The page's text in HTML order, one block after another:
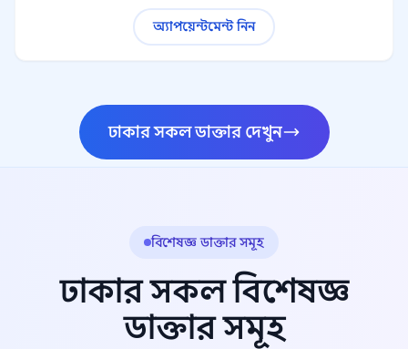
অ্যাপয়েন্টমেন্ট নিন
ঢাকার সকল ডাক্তার দেখুন
বিশেষজ্ঞ ডাক্তার সমূহ
ঢাকার সকল বিশেষজ্ঞ
ডাক্তার সমূহ